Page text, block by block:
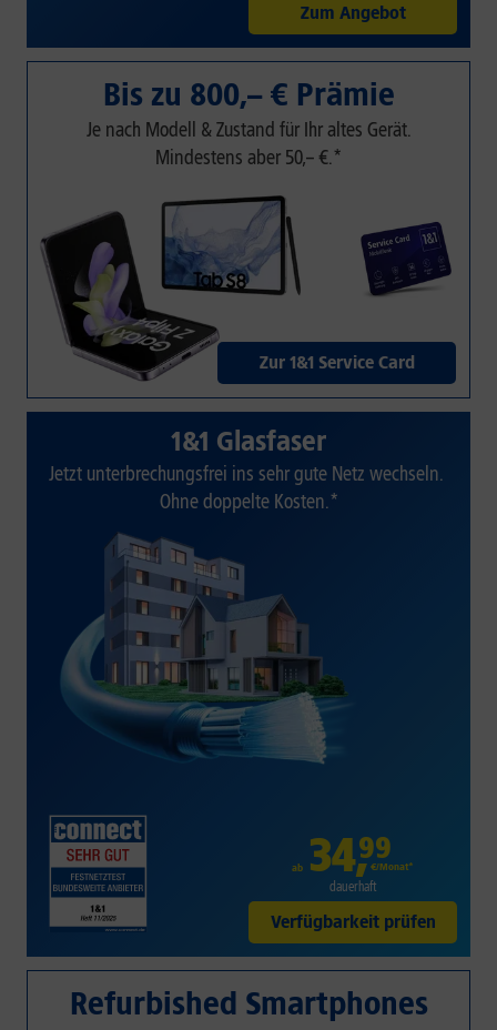
Zum Angebot
Bis zu 800,– € Prämie
Je nach Modell & Zustand für Ihr altes Gerät.
Mindestens aber 50,– €.*
Zur 1&1 Service Card
1&1 Glasfaser
Jetzt unterbrechungsfrei ins sehr gute Netz wechseln.
Ohne doppelte Kosten.*
ab 34,99
€/Monat*
dauerhaft
Verfügbarkeit prüfen
Refurbished Smartphones